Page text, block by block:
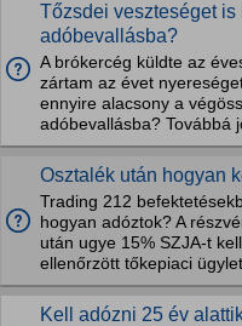
Tőzsdei veszteséget is
adóbevallásba?
A brókercég küldte az
zártam az évet
ennyire alacsony a
adóbevallásba? Továbbá
Osztalék után hogyan
Trading 212
hogyan adóztok? A
után ugye 15% SZJA-t
ellenőrzött tőkepiaci
Kell adózni 25 év